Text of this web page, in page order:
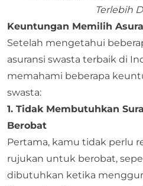
Terlebih
Keuntungan Memilih
Setelah mengetahui
asuransi swasta terbaik di
memahami beberapa
swasta:
1. Tidak Membutuhkan
Berobat
Pertama, kamu tidak perlu
rujukan untuk berobat,
dibutuhkan ketika